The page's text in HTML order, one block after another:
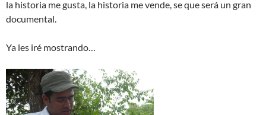
la historia me gusta, la historia me vende, se que será un gran
documental.
Ya les iré mostrando…